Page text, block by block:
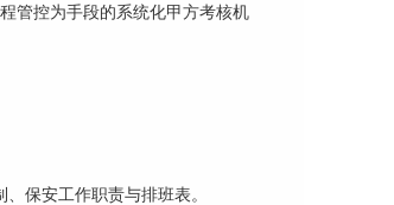
管控为手段的系统化甲方考核机
保安工作职责与排班表。